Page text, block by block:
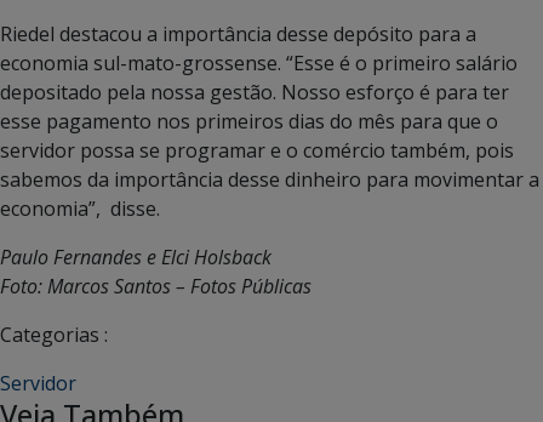
Riedel destacou a importância desse depósito para a
economia sul-mato-grossense. “Esse é o primeiro salário
depositado pela nossa gestão. Nosso esforço é para ter
esse pagamento nos primeiros dias do mês para que o
servidor possa se programar e o comércio também, pois
sabemos da importância desse dinheiro para movimentar a
economia”, disse.
Paulo Fernandes e Elci Holsback
Foto: Marcos Santos – Fotos Públicas
Categorias :
Servidor